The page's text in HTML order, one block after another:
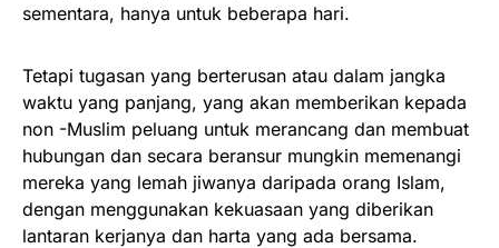
sementara, hanya untuk beberapa hari.
Tetapi tugasan yang berterusan atau dalam jangka
waktu yang panjang, yang akan memberikan kepada
non -Muslim peluang untuk merancang dan membuat
hubungan dan secara beransur mungkin memenangi
mereka yang lemah jiwanya daripada orang Islam,
dengan menggunakan kekuasaan yang diberikan
lantaran kerjanya dan harta yang ada bersama.